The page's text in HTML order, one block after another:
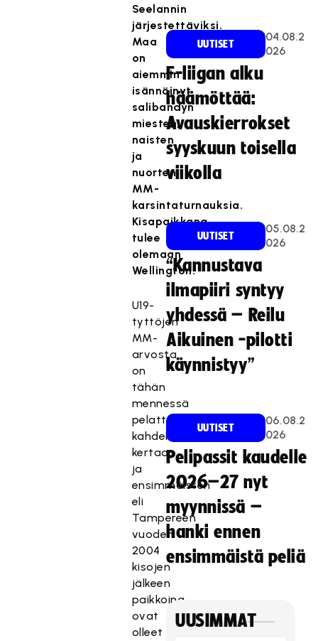
Seelannin
järjestettäviksi.
Maa
on
aiemmin
isännöinyt
salibandyn
miesten,
naisten
ja
nuorten
MM-
karsintaturnauksia.
Kisapaikkana
tulee
olemaan
Wellington.
U19-
tyttöjen
MM-
arvosta
on
tähän
mennessä
pelattu
kahdeksan
kertaa,
ja
ensimmäisten
eli
Tampereen
vuoden
2004
kisojen
jälkeen
paikkoina
ovat
olleet
UUTISET
04.08.2
026
F-liigan alku
häämöttää:
Avauskierrokset
syyskuun toisella
viikolla
UUTISET
05.08.2
026
“Kannustava
ilmapiiri syntyy
yhdessä – Reilu
Aikuinen -pilotti
käynnistyy”
UUTISET
06.08.2
026
Pelipassit kaudelle
2026–27 nyt
myynnissä –
hanki ennen
ensimmäistä peliä
UUSIMMAT